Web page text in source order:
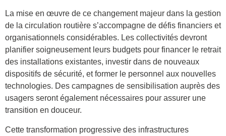
La mise en œuvre de ce changement majeur dans la gestion
de la circulation routière s’accompagne de défis financiers et
organisationnels considérables. Les collectivités devront
planifier soigneusement leurs budgets pour financer le retrait
des installations existantes, investir dans de nouveaux
dispositifs de sécurité, et former le personnel aux nouvelles
technologies. Des campagnes de sensibilisation auprès des
usagers seront également nécessaires pour assurer une
transition en douceur.
Cette transformation progressive des infrastructures